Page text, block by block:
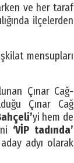
ve her taraf
ilçelerden
mensupları
Çınar Cağ-
Çınar Cağ
yi hem de
‘VİP tadında’
adyı olarak